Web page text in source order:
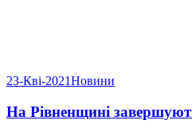
23-Кві-2021Новини
На Рівненщині